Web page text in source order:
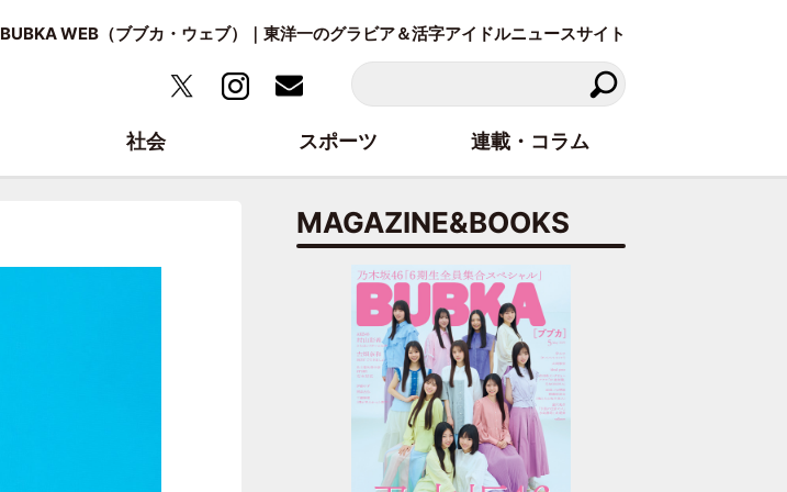
BUBKA WEB（ブブカ・ウェブ）｜東洋一のグラビア＆活字アイドルニュースサイト
MAGAZINE&BOOKS
社会 スポーツ 連載・コラム